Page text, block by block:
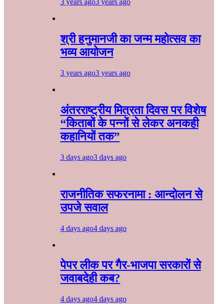
3 years ago3 years ago
श्री हनुमानजी का जन्म महोत्सव का
भव्य आयोजन
3 years ago3 years ago
अंतरराष्ट्रीय मित्रता दिवस पर विशेष
“किताबों के पन्नों से लेकर अनकही
कहानियों तक”
3 days ago3 days ago
राजनीतिक सफरनामा : आन्दोलन से
उपजे सवाल
4 days ago4 days ago
पेपर लीक पर गैर-भाजपा सरकारों से
जवाबदेही कब?
4 days ago4 days ago